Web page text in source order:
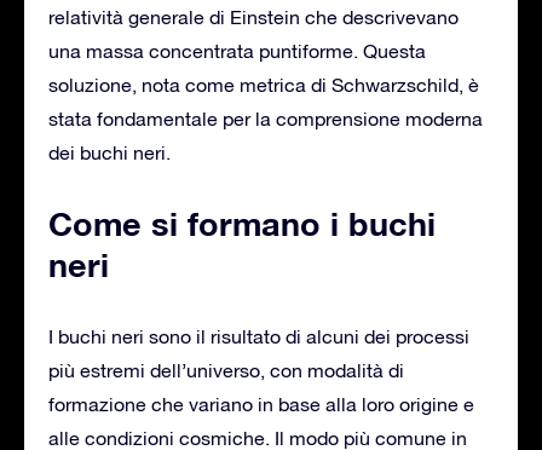
relatività generale di Einstein che descrivevano
una massa concentrata puntiforme. Questa
soluzione, nota come metrica di Schwarzschild, è
stata fondamentale per la comprensione moderna
dei buchi neri.
Come si formano i buchi
neri
I buchi neri sono il risultato di alcuni dei processi
più estremi dell’universo, con modalità di
formazione che variano in base alla loro origine e
alle condizioni cosmiche. Il modo più comune in